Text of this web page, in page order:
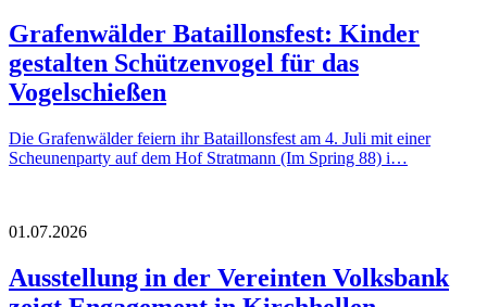
Grafenwälder Bataillonsfest: Kinder
gestalten Schützenvogel für das
Vogelschießen
Die Grafenwälder feiern ihr Bataillonsfest am 4. Juli mit einer
Scheunenparty auf dem Hof Stratmann (Im Spring 88) i…
01.07.2026
Ausstellung in der Vereinten Volksbank